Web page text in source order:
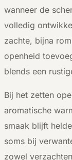
wanneer de
volledig
zachte, bijna
openheid
blends een
Bij het zetten
aromatische
smaak blijft
soms bij
zowel